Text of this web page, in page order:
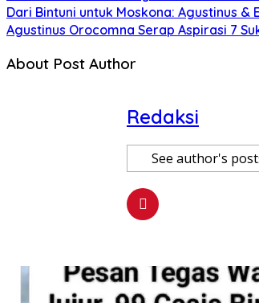
Dari Bintuni untuk Moskona: Agustinus &
Agustinus Orocomna Serap Aspirasi 7
About Post Author
Redaksi
See author's